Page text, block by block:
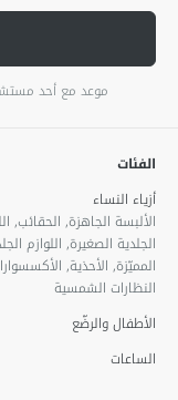
موعد مع أحد
الفئات
أزياء النساء
الألبسة الجاهزة, الحقائب,
الجلدية الصغيرة, اللوازم
المميّزة, الأحذية,
النظارات الشمسية
الأطفال والرضّع
الساعات